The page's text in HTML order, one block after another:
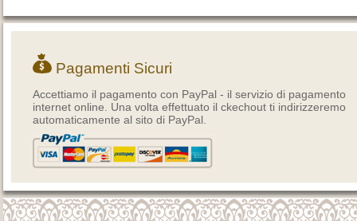
Pagamenti Sicuri
Accettiamo il pagamento con PayPal - il servizio di pagamento
internet online. Una volta effettuato il ckechout ti indirizzeremo
automaticamente al sito di PayPal.